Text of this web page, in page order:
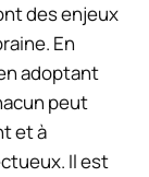
des enjeux
En
adoptant
peut
et à
Il est